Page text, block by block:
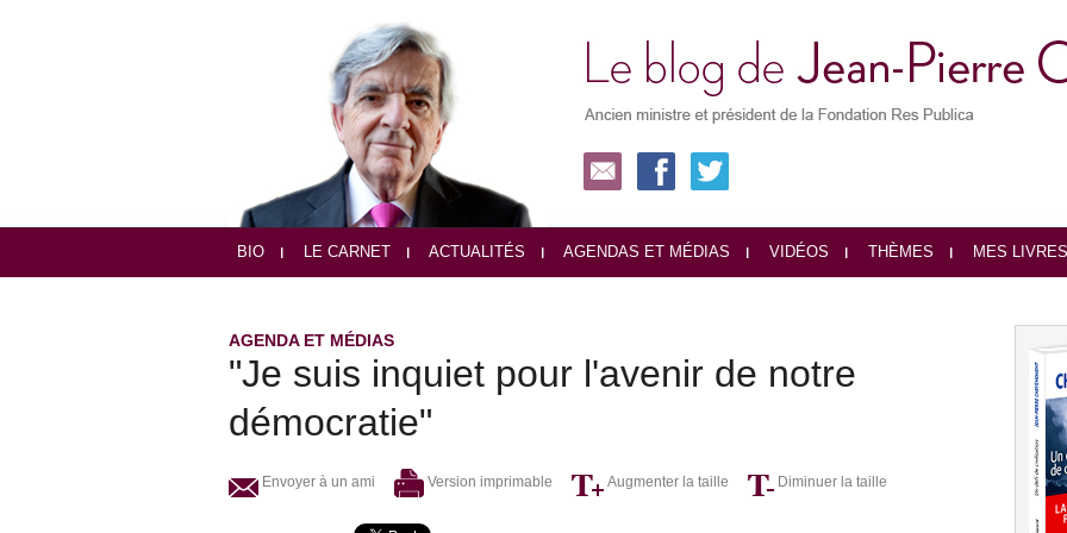
BIO LE CARNET ACTUALITÉS AGENDAS ET MÉDIAS VIDÉOS THÈMES MES LIVRES
AGENDA ET MÉDIAS
"Je suis inquiet pour l'avenir de notre
démocratie"
Envoyer à un ami Version imprimable Augmenter la taille Diminuer la taille